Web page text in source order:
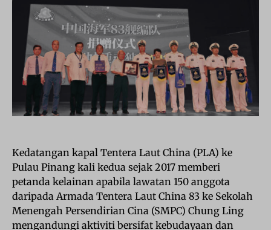
Kedatangan kapal Tentera Laut China (PLA) ke
Pulau Pinang kali kedua sejak 2017 memberi
petanda kelainan apabila lawatan 150 anggota
daripada Armada Tentera Laut China 83 ke Sekolah
Menengah Persendirian Cina (SMPC) Chung Ling
mengandungi aktiviti bersifat kebudayaan dan